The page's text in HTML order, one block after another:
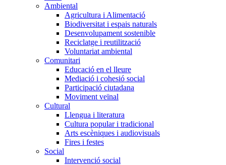
principalAmbiental
Agricultura i Alimentació
Biodiversitat i espais naturals
Desenvolupament sostenible
Reciclatge i reutilització
Voluntariat ambiental
Comunitari
Educació en el lleure
Mediació i cohesió social
Participació ciutadana
Moviment veïnal
Cultural
Llengua i literatura
Cultura popular i tradicional
Arts escèniques i audiovisuals
Fires i festes
Social
Intervenció social